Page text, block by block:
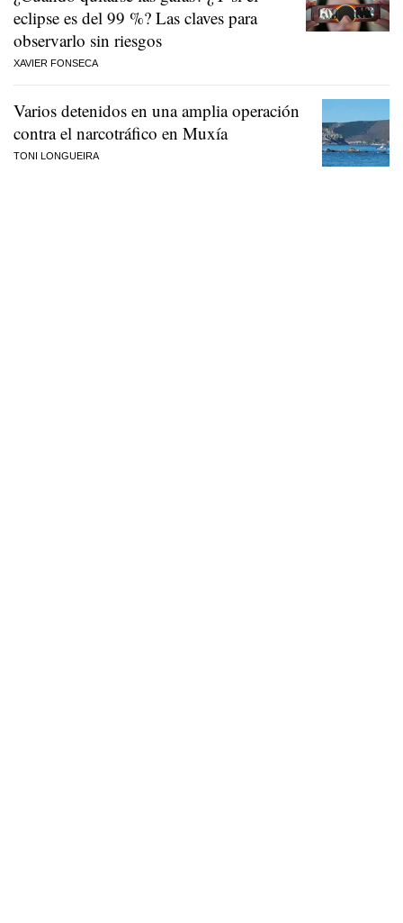
eclipse es del 99 %? Las claves para
observarlo sin riesgos
XAVIER FONSECA
Varios detenidos en una amplia operación
contra el narcotráfico en Muxía
TONI LONGUEIRA